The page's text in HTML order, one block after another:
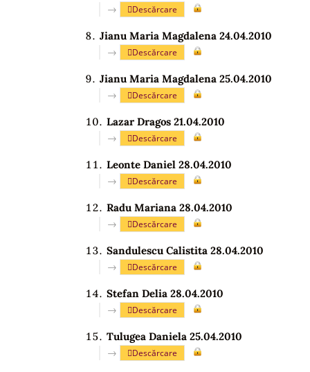
→ Descărcare
Jianu Maria Magdalena 24.04.2010
→ Descărcare
Jianu Maria Magdalena 25.04.2010
→ Descărcare
Lazar Dragos 21.04.2010
→ Descărcare
Leonte Daniel 28.04.2010
→ Descărcare
Radu Mariana 28.04.2010
→ Descărcare
Sandulescu Calistita 28.04.2010
→ Descărcare
Stefan Delia 28.04.2010
→ Descărcare
Tulugea Daniela 25.04.2010
→ Descărcare